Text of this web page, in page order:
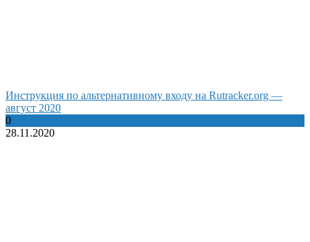
Инструкция по альтернативному входу на Rutracker.org —
август 2020
0
28.11.2020